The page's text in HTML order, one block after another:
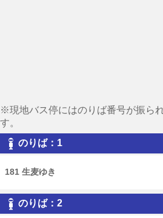
※現地バス停にはのりば番号が振ら
す。
のりば：1
181 生麦ゆき
のりば：2